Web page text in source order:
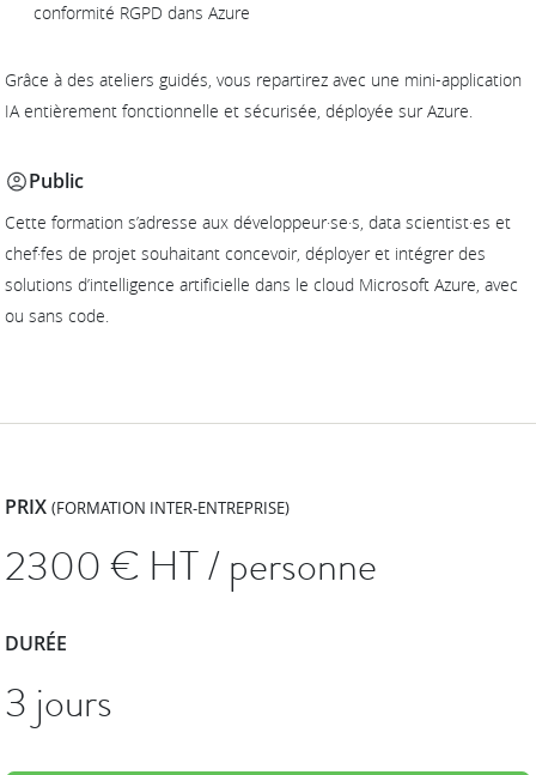
conformité RGPD dans Azure
Grâce à des ateliers guidés, vous repartirez avec une mini-application
IA entièrement fonctionnelle et sécurisée, déployée sur Azure.
Public
Cette formation s’adresse aux développeur·se·s, data scientist·es et
chef·fes de projet souhaitant concevoir, déployer et intégrer des
solutions d’intelligence artificielle dans le cloud Microsoft Azure, avec
ou sans code.
PRIX(FORMATION INTER-ENTREPRISE)
2300€ HT / personne
DURÉE
3 jours